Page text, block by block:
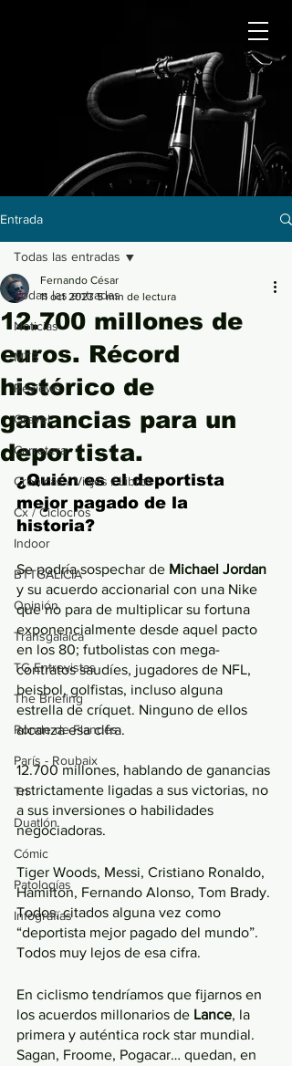
Entrada
Todas las entradas
Noticias
MTB
Reviews
Gravel
Carretera
Crónicas / Viajes / Libros
Cx / Ciclocrós
Indoor
BTTGALICIA
Opinión
Transgalaica
TG Entrevistas
The Briefing
Ronde de Flandes
París - Roubaix
Tri
Duatlón
Cómic
Patologías
Infografías
Todas las entradas
12.700 millones de
euros. Récord
histórico de
ganancias para un
deportista.
Fernando César
11 oct 2023 5 min de lectura
¿Quién es el deportista
mejor pagado de la
historia?
Se podría sospechar de Michael Jordan
y su acuerdo accionarial con una Nike
que no para de multiplicar su fortuna
exponencialmente desde aquel pacto
en los 80; futbolistas con mega-
contratos saudíes, jugadores de NFL,
beisbol, golfistas, incluso alguna
estrella de críquet. Ninguno de ellos
alcanza esa cifra.
12.700 millones, hablando de ganancias
estrictamente ligadas a sus victorias, no
a sus inversiones o habilidades
negociadoras.
Tiger Woods, Messi, Cristiano Ronaldo,
Hamilton, Fernando Alonso, Tom Brady.
Todos, citados alguna vez como
“deportista mejor pagado del mundo”.
Todos muy lejos de esa cifra.
En ciclismo tendríamos que fijarnos en
los acuerdos millonarios de Lance, la
primera y auténtica rock star mundial.
Sagan, Froome, Pogacar… quedan, en